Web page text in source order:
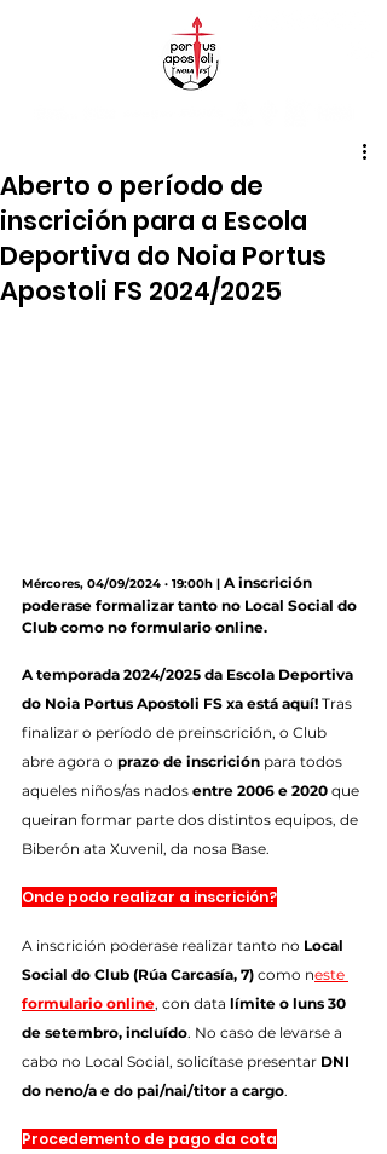
Aberto o período de
inscrición para a Escola
Deportiva do Noia Portus
Apostoli FS 2024/2025
Mércores, 04/09/2024 · 19:00h | A inscrición
poderase formalizar tanto no Local Social do
Club como no formulario online.
A temporada 2024/2025 da Escola Deportiva
do Noia Portus Apostoli FS xa está aquí! Tras
finalizar o período de preinscrición, o Club
abre agora o prazo de inscrición para todos
aqueles niños/as nados entre 2006 e 2020 que
queiran formar parte dos distintos equipos, de
Biberón ata Xuvenil, da nosa Base.
Onde podo realizar a inscrición?
A inscrición poderase realizar tanto no Local
Social do Club (Rúa Carcasía, 7) como neste
formulario online, con data límite o luns 30
de setembro, incluído. No caso de levarse a
cabo no Local Social, solicítase presentar DNI
do neno/a e do pai/nai/titor a cargo.
Procedemento de pago da cota